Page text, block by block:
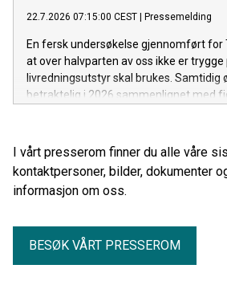
22.7.2026 07:15:00 CEST Pressemelding
En fersk undersøkelse gjennomført for
at over halvparten av oss ikke er trygge
livredningsutstyr skal brukes. Samtidig
betraktelig i 2026 sammenlignet med
I vårt presserom finner du alle våre
kontaktpersoner, bilder, dokumenter
informasjon om oss.
BESØK VÅRT PRESSEROM